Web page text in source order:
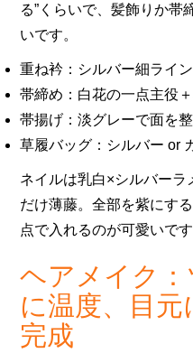
る”くらいで、髪飾りか帯
いです。
重ね衿：シルバー細ライ
帯締め：白花の一点主役
帯揚げ：淡グレーで面を
草履バッグ：シルバー or
ネイルは乳白×シルバー
だけ薄藤。全部を紫にす
点で入れるのが可愛いです
ヘアメイク
に温度、目
完成